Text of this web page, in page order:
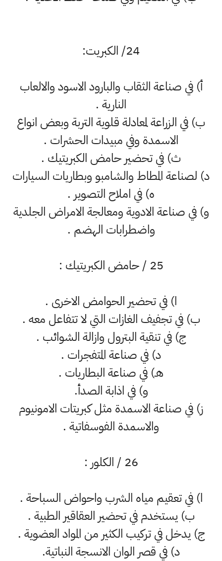
24/ الكبريت:
أ‌) في صناعة الثقاب والبارود الاسود والالعاب
النارية .
ب‌) في الزراعة لمعادلة قلوية التربة وبعض انواع
الاسمدة وفي مبيدات الحشرات .
ث‌) في تحضير حامض الكبريتيك .
د) لصناعة المطاط والشامبو وبطاريات السيارات
ه) في املاح التصوير .
و) في صناعة الادوية ومعالجة الامراض الجلدية
واضطرابات الهضم .
25 / حامض الكبريتيك :
ا) في تحضير الحوامض الاخرى .
ب) في تجفيف الغازات التي لا تتفاعل معه .
ج) في تنقية البترول وازالة الشوائب .
د) في صناعة المتفجرات .
هـ) في صناعة البطاريات .
و) في اذابة الصدأ.
ز) في صناعة الاسمدة مثل كبريتات الامونيوم
والاسمدة الفوسفاتية .
26 / الكلور :
ا) في تعقيم مياه الشرب واحواض السباحة .
ب) يستخدم في تحضير العقاقير الطبية .
ج) يدخل في تركيب الكثير من المواد العضوية .
د) في قصر الوان الانسجة النباتية.